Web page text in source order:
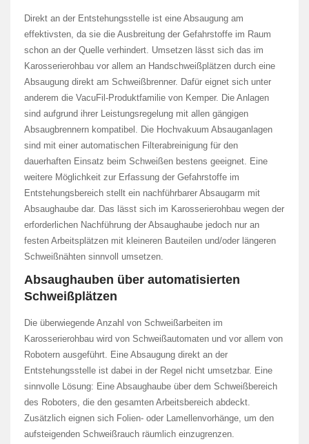
Direkt an der Entstehungsstelle ist eine Absaugung am
effektivsten, da sie die Ausbreitung der Gefahrstoffe im Raum
schon an der Quelle verhindert. Umsetzen lässt sich das im
Karosserierohbau vor allem an Handschweißplätzen durch eine
Absaugung direkt am Schweißbrenner. Dafür eignet sich unter
anderem die VacuFil-Produktfamilie von Kemper. Die Anlagen
sind aufgrund ihrer Leistungsregelung mit allen gängigen
Absaugbrennern kompatibel. Die Hochvakuum Absauganlagen
sind mit einer automatischen Filterabreinigung für den
dauerhaften Einsatz beim Schweißen bestens geeignet. Eine
weitere Möglichkeit zur Erfassung der Gefahrstoffe im
Entstehungsbereich stellt ein nachführbarer Absaugarm mit
Absaughaube dar. Das lässt sich im Karosserierohbau wegen der
erforderlichen Nachführung der Absaughaube jedoch nur an
festen Arbeitsplätzen mit kleineren Bauteilen und/oder längeren
Schweißnähten sinnvoll umsetzen.
Absaughauben über automatisierten
Schweißplätzen
Die überwiegende Anzahl von Schweißarbeiten im
Karosserierohbau wird von Schweißautomaten und vor allem von
Robotern ausgeführt. Eine Absaugung direkt an der
Entstehungsstelle ist dabei in der Regel nicht umsetzbar. Eine
sinnvolle Lösung: Eine Absaughaube über dem Schweißbereich
des Roboters, die den gesamten Arbeitsbereich abdeckt.
Zusätzlich eignen sich Folien- oder Lamellenvorhänge, um den
aufsteigenden Schweißrauch räumlich einzugrenzen.